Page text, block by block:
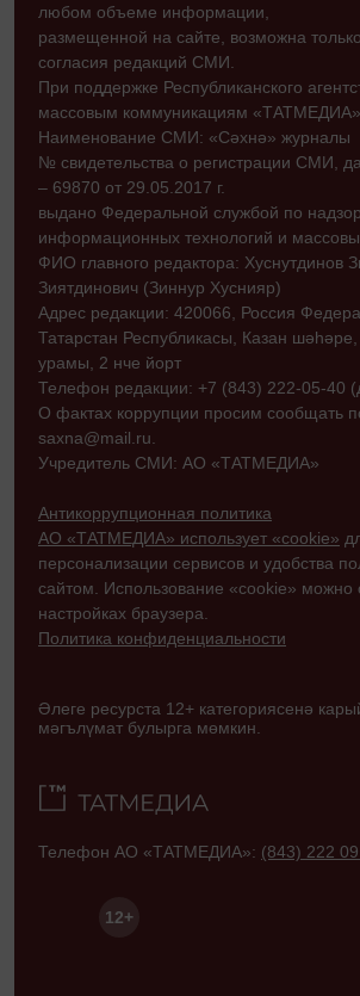
любом объеме информации,
размещенной на сайте, возможна
согласия редакций СМИ.
При поддержке Республиканского
массовым коммуникациям
Наименование СМИ: «Сәхнә» журналы
№ свидетельства о регистрации СМИ,
– 69870 от 29.05.2017 г.
выдано Федеральной службой по
информационных технологий и
ФИО главного редактора: Хуснутдинов
Зиятдинович (Зиннур Хуснияр)
Адрес редакции: 420066, Россия
Татарстан Республикасы, Казан
урамы, 2 нче йорт
Телефон редакции: +7 (843) 222-05-40
О фактах коррупции просим сообщать
saxna@mail.ru.
Учредитель СМИ: АО «ТАТМЕДИА»
Антикоррупционная политика
АО «ТАТМЕДИА» использует «cookie»
персонализации сервисов и удобства
сайтом. Использование «cookie» можно
настройках браузера.
Политика конфиденциальности
Әлеге ресурста 12+ категориясенә
мәгълүмат булырга мөмкин.
Телефон АО «ТАТМЕДИА»: (843) 222
12+